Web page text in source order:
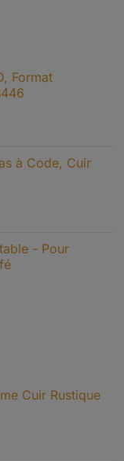
Format
à Code, Cuir
- Pour
Cuir Rustique